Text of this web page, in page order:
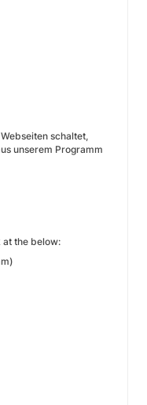
schaltet,
unserem Programm
at the below: